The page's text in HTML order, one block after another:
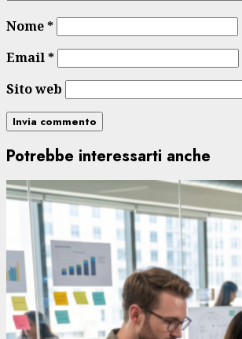
Nome*
Email*
Sito web
Potrebbe interessarti anche